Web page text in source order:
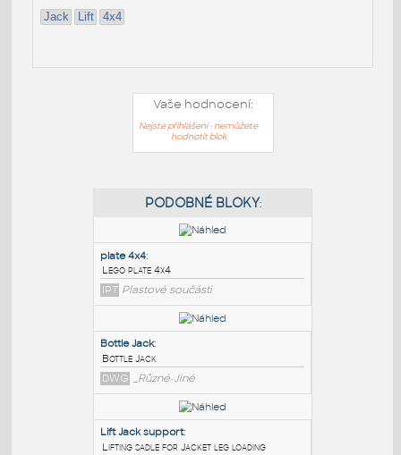
Jack Lift 4x4
Vaše hodnocení:
Nejste přihlášeni - nemůžete
hodnotit blok
PODOBNÉ BLOKY:
plate 4x4:
Lego plate 4x4
IPT Plastové součásti